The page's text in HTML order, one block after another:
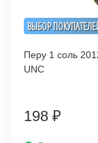
ВЫБОР
Перу 1 соль
UNC
198 ₽